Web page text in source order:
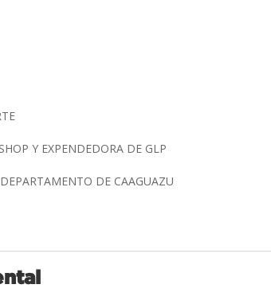
Y EXPENDEDORA DE GLP
DE CAAGUAZU